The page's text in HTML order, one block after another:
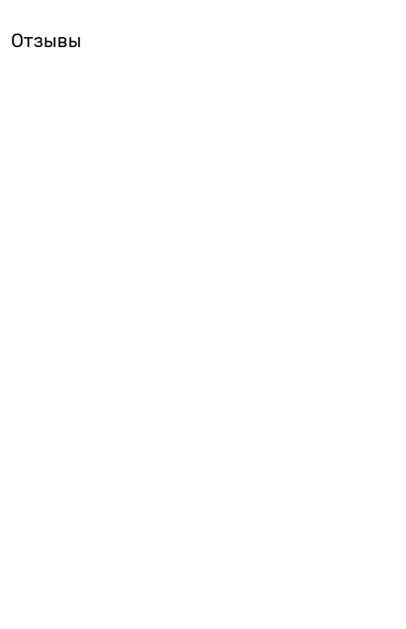
Отзывы